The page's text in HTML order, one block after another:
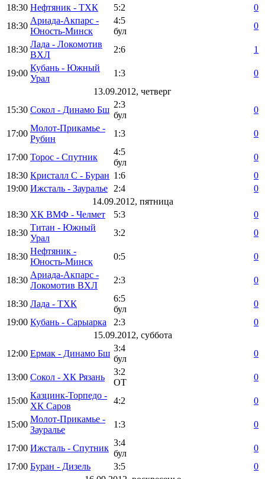
18:30 Нефтяник - ТХК 5:2
0
18:30
Ариада-Акпарс -
Юность-Минск
4:5
бул
0
18:30
Лада - Локомотив
ВХЛ
2:6 1
19:00
Кубань - Южный
Урал
1:3
0
13.09.2012, четверг
15:30 Сокол - Динамо Бш
2:3
бул
0
17:00
Молот-Прикамье -
Рубин
1:3 0
17:00 Торос - Спутник
4:5
бул
0
18:30 Кристалл С - Буран 1:6
0
19:00 Ижсталь - Зауралье 2:4
0
14.09.2012, пятница
18:30 ХК ВМФ - Челмет 5:3
0
18:30
Титан - Южный
Урал
3:2 0
18:30
Нефтяник -
Юность-Минск
0:5 0
18:30
Ариада-Акпарс -
Локомотив ВХЛ
2:3 0
18:30 Лада - ТХК
6:5
бул
0
19:00 Кубань - Сарыарка 2:3
0
15.09.2012, суббота
12:00 Ермак - Динамо Бш
3:4
бул
0
13:00 Сокол - ХК Рязань
3:2
ОТ
0
15:00
Казцинк-Торпедо -
ХК Саров
4:2 0
15:00
Молот-Прикамье -
Зауралье
1:3 0
17:00 Ижсталь - Спутник
3:4
бул
0
17:00 Буран - Дизель 3:5
0